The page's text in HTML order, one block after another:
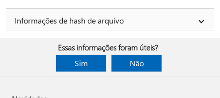
Informações de hash de arquivo
Essas informações foram úteis?
Sim
Não